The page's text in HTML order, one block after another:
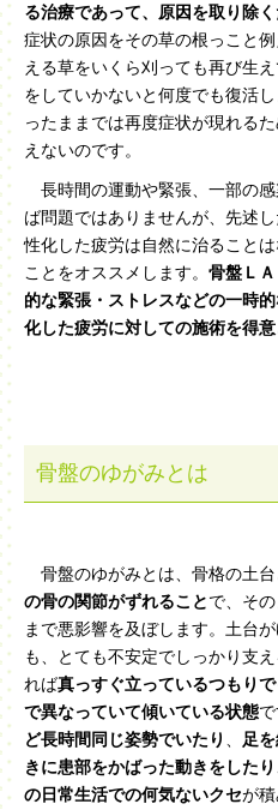
る治療であって、原因を取り除
症状の原因をその草の根っこと
える草をいくら刈っても再び生
をしていかないと何度でも復活
ったままでは再度症状が現れる
えないのです。
長時間の運動や緊張、一部の
ば問題ではありませんが、先述
性化した疲労は自然に治ること
ことをオススメします。 骨盤Ｌ
的な緊張・ストレスなどの一時
化した疲労に対しての施術を得意
骨盤のゆがみとは
骨盤のゆがみとは、骨格の土台
の骨の関節がずれることで、そ
まで悪影響を及ぼします。土台
も、とても不安定でしっかり支
れば真っすぐ立っているつもり
で異なっていて傾いている状態で
ど長時間同じ姿勢でいたり
足
きに患部をかばった動きをしたり
の日常生活での何気ないクセが